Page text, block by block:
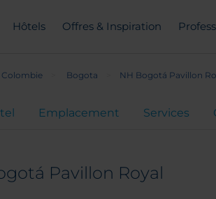
Hôtels Offres & Inspiration
Colombie Bogota NH Bogotá Pavillon
Emplacement Services
Pavillon Royal